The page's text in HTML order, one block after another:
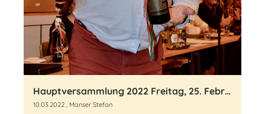
Hauptversammlung 2022 Freitag, 25. Februar 2022
10.03.2022 , Manser Stefan